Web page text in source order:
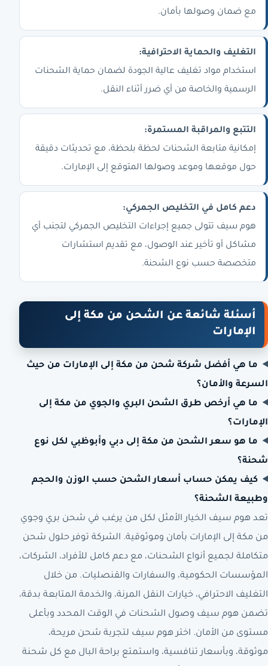
مع ضمان وصولها بأمان.
التغليف والحماية الاحترافية:
استخدام مواد تغليف عالية الجودة لضمان حماية الشحنات
الرسمية والخاصة من أي ضرر أثناء النقل.
التتبع والمراقبة المستمرة:
إمكانية متابعة الشحنات لحظة بلحظة، مع تحديثات دقيقة
حول موقعها وموعد وصولها المتوقع إلى الإمارات.
دعم كامل في التخليص الجمركي:
هوم سيف تتولى جميع إجراءات التخليص الجمركي لتجنب أي
مشاكل أو تأخير عند الوصول، مع تقديم استشارات
متخصصة حسب نوع الشحنة.
أسئلة شائعة عن الشحن من مكة إلى
الإمارات
ما هي أفضل شركة شحن من مكة إلى الإمارات من حيث
السرعة والأمان؟
ما هي أرخص طرق الشحن البري والجوي من مكة إلى
الإمارات؟
ما هو سعر الشحن من مكة إلى دبي وأبوظبي لكل نوع
شحنة؟
كيف يمكن حساب أسعار الشحن حسب الوزن والحجم
وطبيعة الشحنة؟
تعد هوم سيف الخيار الأمثل لكل من يرغب في شحن بري وجوي
من مكة إلى الإمارات بأمان وموثوقية. الشركة توفر حلول شحن
متكاملة لجميع أنواع الشحنات، مع دعم كامل للأفراد، الشركات،
المؤسسات الحكومية، والسفارات والقنصليات. من خلال
التغليف الاحترافي، خيارات النقل المرنة، والخدمة المتابعة بدقة،
تضمن هوم سيف وصول الشحنات في الوقت المحدد وبأعلى
مستوى من الأمان. اختر هوم سيف لتجربة شحن مريحة،
موثوقة، وبأسعار تنافسية، واستمتع براحة البال مع كل شحنة